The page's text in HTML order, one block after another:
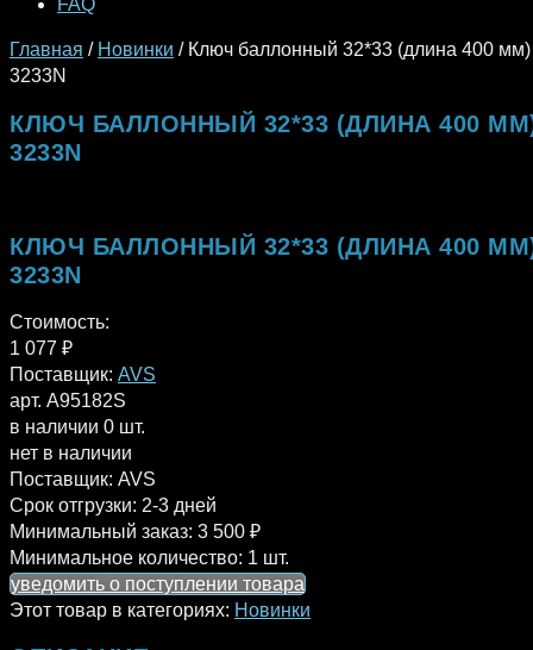
FAQ
Главная / Новинки / Ключ баллонный 32*33 (длина 400
3233N
КЛЮЧ БАЛЛОННЫЙ 32*33 (ДЛИНА 400 ММ)
3233N
КЛЮЧ БАЛЛОННЫЙ 32*33 (ДЛИНА 400 ММ)
3233N
Стоимость:
1 077 ₽
Поставщик: AVS
арт. A95182S
в наличии 0 шт.
нет в наличии
Поставщик: AVS
Срок отгрузки: 2-3 дней
Минимальный заказ: 3 500 ₽
Минимальное количество: 1 шт.
уведомить о поступлении товара
Этот товар в категориях: Новинки